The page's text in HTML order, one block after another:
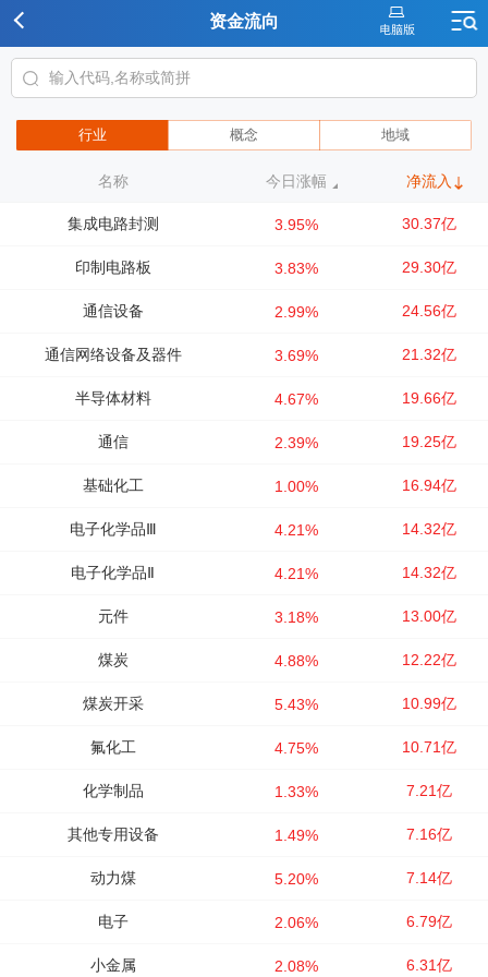
资金流向
行业 概念 地域
名称 今日涨幅 净流入
集成电路封测 3.95% 30.37亿
印制电路板 3.83% 29.30亿
通信设备 2.99% 24.56亿
通信网络设备及器件 3.69% 21.32亿
半导体材料 4.67% 19.66亿
通信 2.39% 19.25亿
基础化工 1.00% 16.94亿
电子化学品Ⅲ 4.21% 14.32亿
电子化学品Ⅱ 4.21% 14.32亿
元件 3.18% 13.00亿
煤炭 4.88% 12.22亿
煤炭开采 5.43% 10.99亿
氟化工 4.75% 10.71亿
化学制品 1.33% 7.21亿
其他专用设备 1.49% 7.16亿
动力煤 5.20% 7.14亿
电子 2.06% 6.79亿
小金属 2.08% 6.31亿